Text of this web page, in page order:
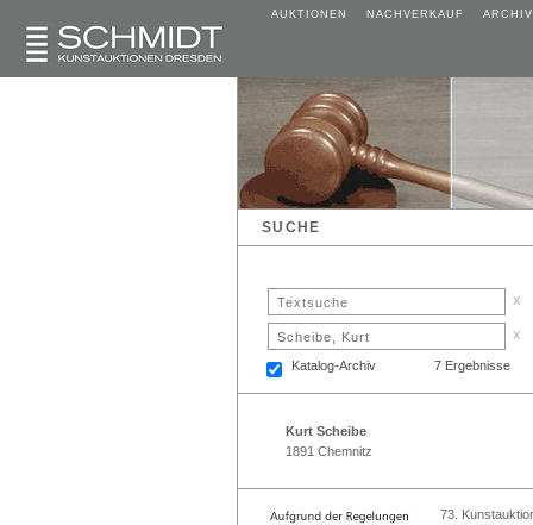
AUKTIONEN NACHVERKAUF ARCHIV
SUCHE
x
x
Katalog-Archiv 7 Ergebnisse
Kurt Scheibe
1891 Chemnitz
73.